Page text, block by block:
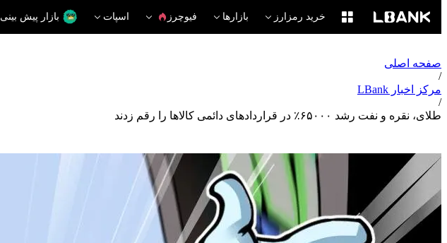
خرید رمزارز بازارها فیوچرز اسپات بازار پیش بینی
صفحه اصلی
/
مرکز اخبار LBank
/
طلای، نقره و نفت رشد ۶۵۰۰۰٪ در قراردادهای دائمی کالاها را رقم زدند